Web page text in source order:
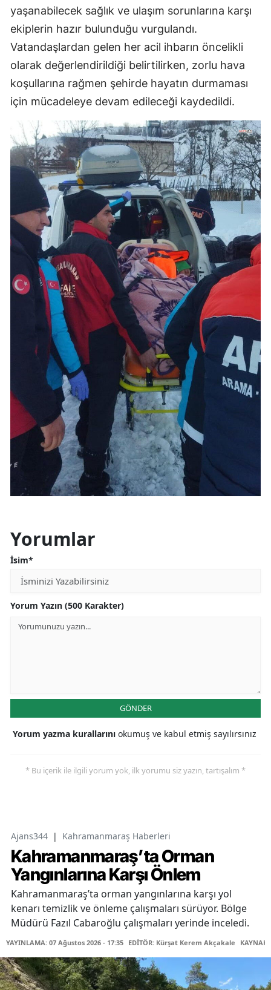
yaşanabilecek sağlık ve ulaşım sorunlarına karşı
ekiplerin hazır bulunduğu vurgulandı.
Vatandaşlardan gelen her acil ihbarın öncelikli
olarak değerlendirildiği belirtilirken, zorlu hava
koşullarına rağmen şehirde hayatın durmaması
için mücadeleye devam edileceği kaydedildi.
Yorumlar
İsim*
Yorum Yazın (500 Karakter)
GÖNDER
Yorum yazma kurallarını okumuş ve kabul etmiş sayılırsınız
* Bu içerik ile ilgili yorum yok, ilk yorumu siz yazın, tartışalım *
Ajans344 | Kahramanmaraş Haberleri
Kahramanmaraş’ta Orman
Yangınlarına Karşı Önlem
Kahramanmaraş’ta orman yangınlarına karşı yol
kenarı temizlik ve önleme çalışmaları sürüyor. Bölge
Müdürü Fazıl Cabaroğlu çalışmaları yerinde inceledi.
YAYINLAMA: 07 Ağustos 2026 - 17:35 EDİTÖR: Kürşat Kerem Akçakale